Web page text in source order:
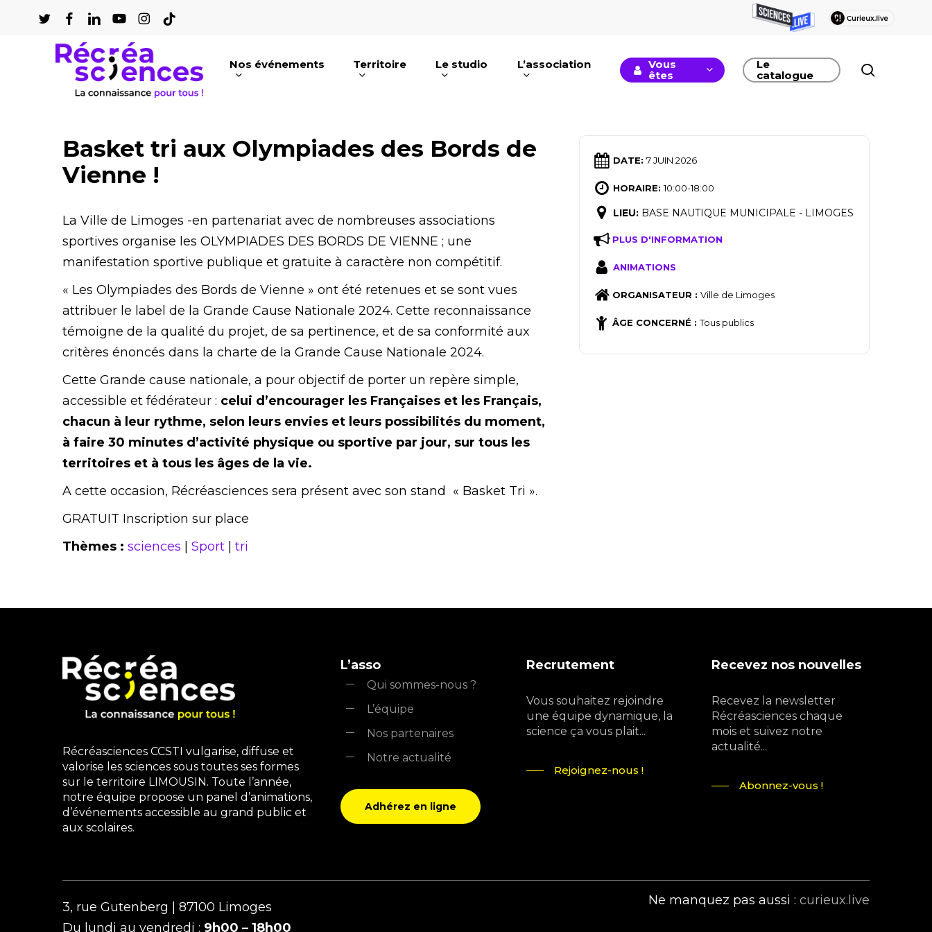
Nos événements Territoire Le studio L’association
Vous
êtes
Le
catalogue
DATE: 7 JUIN 2026
HORAIRE:10:00-18:00
LIEU: BASE NAUTIQUE MUNICIPALE - LIMOGES
PLUS D'INFORMATION
ANIMATIONS
ORGANISATEUR : Ville de Limoges
ÂGE CONCERNÉ :Tous publics
Basket tri aux Olympiades des Bords de
Vienne !
La Ville de Limoges -en partenariat avec de nombreuses associations
sportives organise les OLYMPIADES DES BORDS DE VIENNE ; une
manifestation sportive publique et gratuite à caractère non compétitif.
« Les Olympiades des Bords de Vienne » ont été retenues et se sont vues
attribuer le label de la Grande Cause Nationale 2024. Cette reconnaissance
témoigne de la qualité du projet, de sa pertinence, et de sa conformité aux
critères énoncés dans la charte de la Grande Cause Nationale 2024.
Cette Grande cause nationale, a pour objectif de porter un repère simple,
accessible et fédérateur : celui d’encourager les Françaises et les Français,
chacun à leur rythme, selon leurs envies et leurs possibilités du moment,
à faire 30 minutes d’activité physique ou sportive par jour, sur tous les
territoires et à tous les âges de la vie.
A cette occasion, Récréasciences sera présent avec son stand « Basket Tri ».
GRATUIT Inscription sur place
Thèmes : sciences Sport tri
Récréasciences CCSTI vulgarise, diffuse et
valorise les sciences sous toutes ses formes
sur le territoire LIMOUSIN. Toute l’année,
notre équipe propose un panel d’animations,
d’événements accessible au grand public et
aux scolaires.
L’asso
Qui sommes-nous ?
L’équipe
Nos partenaires
Notre actualité
Adhérez en ligne
Recrutement
Vous souhaitez rejoindre
une équipe dynamique, la
science ça vous plait...
Rejoignez-nous !
Recevez nos nouvelles
Recevez la newsletter
Récréasciences chaque
mois et suivez notre
actualité...
Abonnez-vous !
3, rue Gutenberg | 87100 Limoges
Du lundi au vendredi : 9h00 – 18h00
Ne manquez pas aussi : curieux.live